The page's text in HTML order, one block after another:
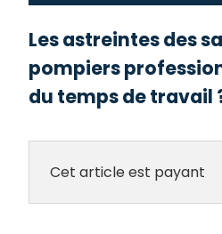
Les astreintes des
pompiers
du temps de travail
Cet article est payant